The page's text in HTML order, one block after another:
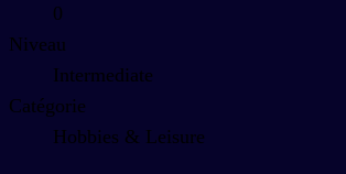
0
Niveau
Intermediate
Catégorie
Hobbies & Leisure